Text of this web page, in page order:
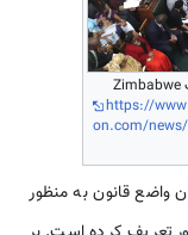
مجلس سنا در زیمبابوه(1403). برگرفته از سایت Zimbabwe
https://
on.com/
واضع قانون به منظور